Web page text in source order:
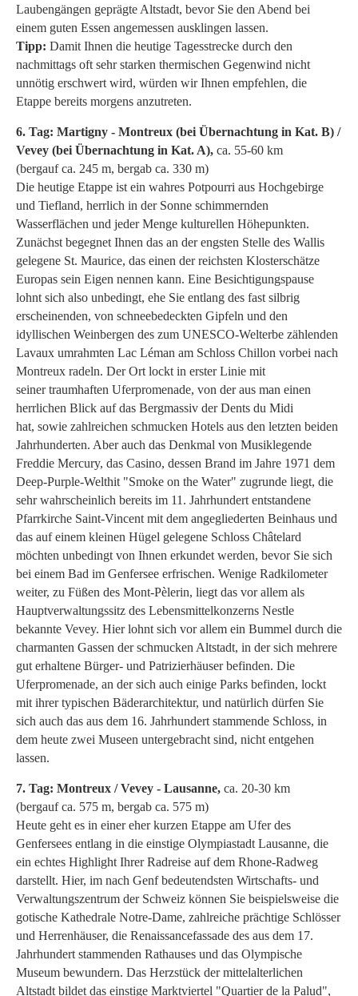
Laubengängen geprägte Altstadt, bevor Sie den Abend bei
einem guten Essen angemessen ausklingen lassen.
Tipp: Damit Ihnen die heutige Tagesstrecke durch den
nachmittags oft sehr starken thermischen Gegenwind nicht
unnötig erschwert wird, würden wir Ihnen empfehlen, die
Etappe bereits morgens anzutreten.
6. Tag: Martigny - Montreux (bei Übernachtung in Kat. B) /
Vevey (bei Übernachtung in Kat. A), ca. 55-60 km
(bergauf ca. 245 m, bergab ca. 330 m)
Die heutige Etappe ist ein wahres Potpourri aus Hochgebirge
und Tiefland, herrlich in der Sonne schimmernden
Wasserflächen und jeder Menge kulturellen Höhepunkten.
Zunächst begegnet Ihnen das an der engsten Stelle des Wallis
gelegene St. Maurice, das einen der reichsten Klosterschätze
Europas sein Eigen nennen kann. Eine Besichtigungspause
lohnt sich also unbedingt, ehe Sie entlang des fast silbrig
erscheinenden, von schneebedeckten Gipfeln und den
idyllischen Weinbergen des zum UNESCO-Welterbe zählenden
Lavaux umrahmten Lac Léman am Schloss Chillon vorbei nach
Montreux radeln. Der Ort lockt in erster Linie mit
seiner traumhaften Uferpromenade, von der aus man einen
herrlichen Blick auf das Bergmassiv der Dents du Midi
hat, sowie zahlreichen schmucken Hotels aus den letzten beiden
Jahrhunderten. Aber auch das Denkmal von Musiklegende
Freddie Mercury, das Casino, dessen Brand im Jahre 1971 dem
Deep-Purple-Welthit "Smoke on the Water" zugrunde liegt, die
sehr wahrscheinlich bereits im 11. Jahrhundert entstandene
Pfarrkirche Saint-Vincent mit dem angegliederten Beinhaus und
das auf einem kleinen Hügel gelegene Schloss Châtelard
möchten unbedingt von Ihnen erkundet werden, bevor Sie sich
bei einem Bad im Genfersee erfrischen. Wenige Radkilometer
weiter, zu Füßen des Mont-Pèlerin, liegt das vor allem als
Hauptverwaltungssitz des Lebensmittelkonzerns Nestle
bekannte Vevey. Hier lohnt sich vor allem ein Bummel durch die
charmanten Gassen der schmucken Altstadt, in der sich mehrere
gut erhaltene Bürger- und Patrizierhäuser befinden. Die
Uferpromenade, an der sich auch einige Parks befinden, lockt
mit ihrer typischen Bäderarchitektur, und natürlich dürfen Sie
sich auch das aus dem 16. Jahrhundert stammende Schloss, in
dem heute zwei Museen untergebracht sind, nicht entgehen
lassen.
7. Tag: Montreux / Vevey - Lausanne, ca. 20-30 km
(bergauf ca. 575 m, bergab ca. 575 m)
Heute geht es in einer eher kurzen Etappe am Ufer des
Genfersees entlang in die einstige Olympiastadt Lausanne, die
ein echtes Highlight Ihrer Radreise auf dem Rhone-Radweg
darstellt. Hier, im nach Genf bedeutendsten Wirtschafts- und
Verwaltungszentrum der Schweiz können Sie beispielsweise die
gotische Kathedrale Notre-Dame, zahlreiche prächtige Schlösser
und Herrenhäuser, die Renaissancefassade des aus dem 17.
Jahrhundert stammenden Rathauses und das Olympische
Museum bewundern. Das Herzstück der mittelalterlichen
Altstadt bildet das einstige Marktviertel "Quartier de la Palud",